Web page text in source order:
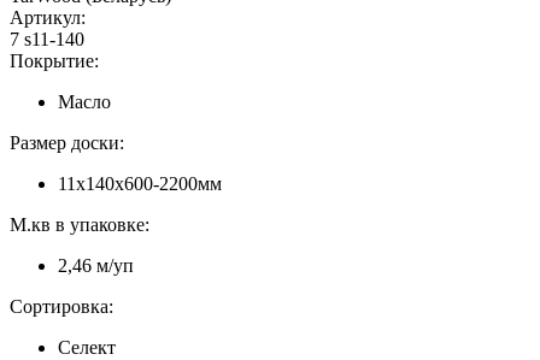
Артикул:
7 s11-140
Покрытие:
Масло
Размер доски:
11х140х600-2200мм
М.кв в упаковке:
2,46 м/уп
Сортировка:
Селект